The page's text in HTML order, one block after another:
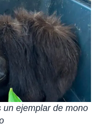
ejemplar de mono